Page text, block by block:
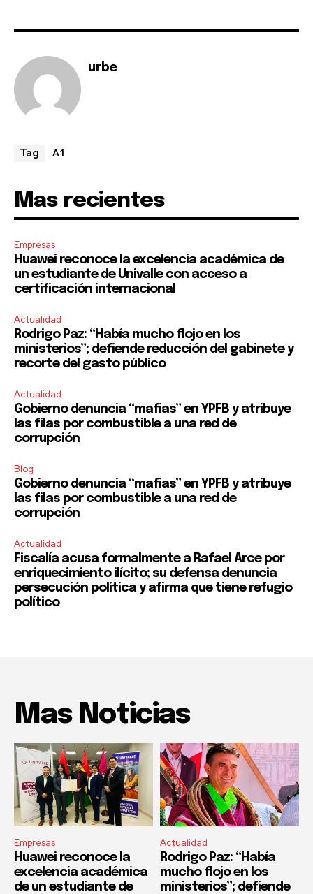
SUBSCRIBE
I've read and accept the
urbe
Tag A1
Mas recientes
Empresas
Huawei reconoce la excelencia académica de
un estudiante de Univalle con acceso a
certificación internacional
Actualidad
Rodrigo Paz: “Había mucho flojo en los
ministerios”; defiende reducción del gabinete y
recorte del gasto público
Actualidad
Gobierno denuncia “mafias” en YPFB y atribuye
las filas por combustible a una red de
corrupción
Blog
Gobierno denuncia “mafias” en YPFB y atribuye
las filas por combustible a una red de
corrupción
Actualidad
Fiscalía acusa formalmente a Rafael Arce por
enriquecimiento ilícito; su defensa denuncia
persecución política y afirma que tiene refugio
político
Mas Noticias
Empresas
Huawei reconoce la
excelencia académica
de un estudiante de
Actualidad
Rodrigo Paz: “Había
mucho flojo en los
ministerios”; defiende